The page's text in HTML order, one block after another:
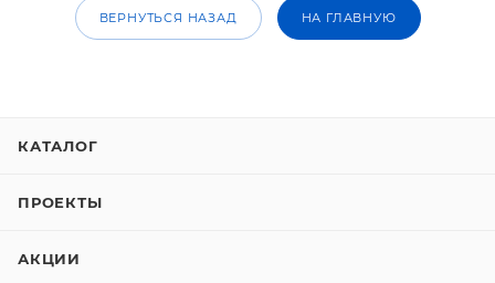
ВЕРНУТЬСЯ НАЗАД НА ГЛАВНУЮ
КАТАЛОГ
ПРОЕКТЫ
АКЦИИ